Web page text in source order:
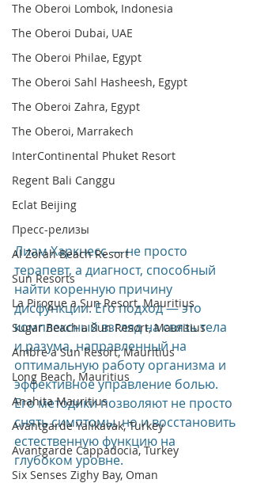
The Oberoi Lombok, Indonesia
The Oberoi Dubai, UAE
The Oberoi Philae, Egypt
The Oberoi Sahl Hasheesh, Egypt
The Oberoi Zahra, Egypt
The Oberoi, Marrakech
InterContinental Phuket Resort
Regent Bali Canggu
Eclat Beijing
Пресс-релизы
Al Zorah Beach Resort
Sun Resorts
La Pirogue a Sun Resort, Mauritius
Sugar Beach a Sun Resort, Mauritius
Ambre a Sun Resort, Mauritius
Long Beach, Mauritius
Anahita Mauritius
Avantgarde Yalıkavak, Turkey
Avantgarde Cappadocia, Turkey
Six Senses Zighy Bay, Oman
Лиам Харкнесс — не просто
терапевт, а диагност, способный
найти коренную причину
дисфункции. Его подход — это
комплексный взгляд на связь тела
и разума, направленный на
оптимальную работу организма и
эффективное управление болью.
Его методики позволяют не просто
снять симптомы, но и восстановить
естественную функцию на
глубоком уровне.